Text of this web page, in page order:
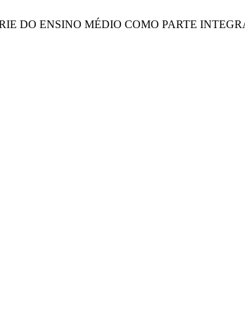
DO ENSINO MÉDIO COMO PARTE